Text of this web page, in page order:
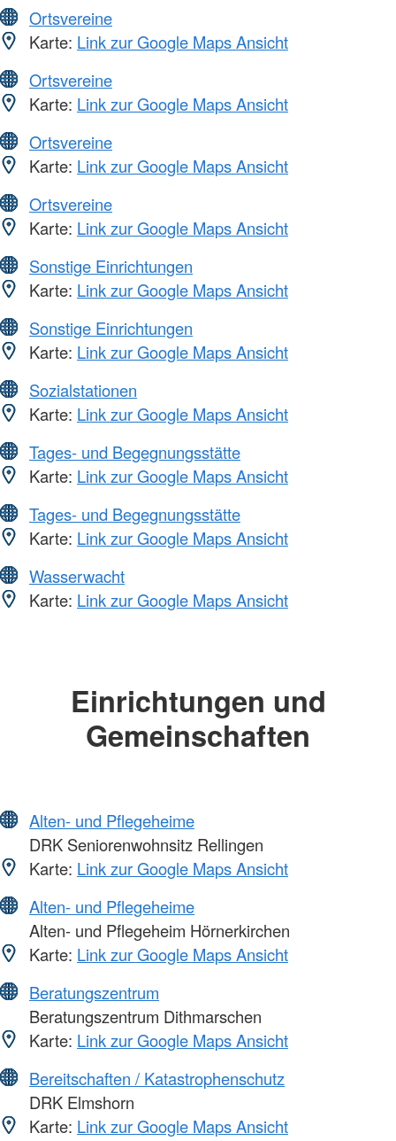
Ortsvereine
Karte: Link zur Google Maps Ansicht
Ortsvereine
Karte: Link zur Google Maps Ansicht
Ortsvereine
Karte: Link zur Google Maps Ansicht
Ortsvereine
Karte: Link zur Google Maps Ansicht
Sonstige Einrichtungen
Karte: Link zur Google Maps Ansicht
Sonstige Einrichtungen
Karte: Link zur Google Maps Ansicht
Sozialstationen
Karte: Link zur Google Maps Ansicht
Tages- und Begegnungsstätte
Karte: Link zur Google Maps Ansicht
Tages- und Begegnungsstätte
Karte: Link zur Google Maps Ansicht
Wasserwacht
Karte: Link zur Google Maps Ansicht
Einrichtungen und
Gemeinschaften
Alten- und Pflegeheime
DRK Seniorenwohnsitz Rellingen
Karte: Link zur Google Maps Ansicht
Alten- und Pflegeheime
Alten- und Pflegeheim Hörnerkirchen
Karte: Link zur Google Maps Ansicht
Beratungszentrum
Beratungszentrum Dithmarschen
Karte: Link zur Google Maps Ansicht
Bereitschaften / Katastrophenschutz
DRK Elmshorn
Karte: Link zur Google Maps Ansicht